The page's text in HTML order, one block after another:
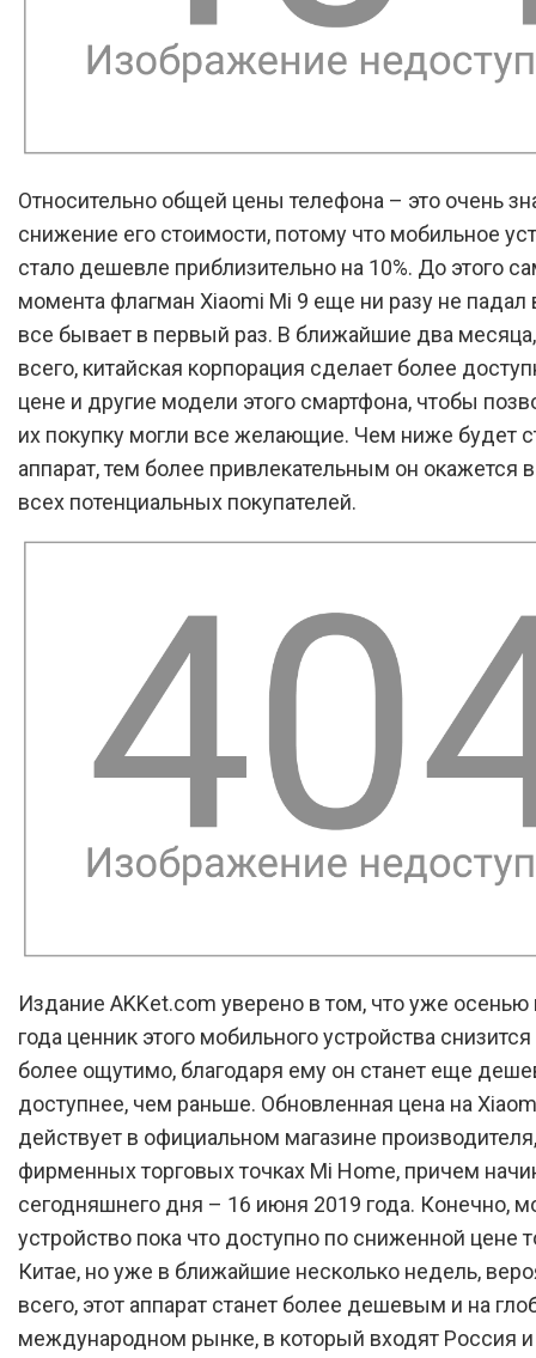
Относительно общей цены телефона – это очень
снижение его стоимости, потому что мобильное
стало дешевле приблизительно на 10%. До этого
момента флагман Xiaomi Mi 9 еще ни разу не падал
все бывает в первый раз. В ближайшие два
всего, китайская корпорация сделает более
цене и другие модели этого смартфона, чтобы
их покупку могли все желающие. Чем ниже будет
аппарат, тем более привлекательным он окажется в
всех потенциальных покупателей.
Издание AKKet.com уверено в том, что уже
года ценник этого мобильного устройства
более ощутимо, благодаря ему он станет еще
доступнее, чем раньше. Обновленная цена на
действует в официальном магазине
фирменных торговых точках Mi Home, причем
сегодняшнего дня – 16 июня 2019 года. Конечно,
устройство пока что доступно по сниженной цене
Китае, но уже в ближайшие несколько недель,
всего, этот аппарат станет более дешевым и на
международном рынке, в который входят Россия и